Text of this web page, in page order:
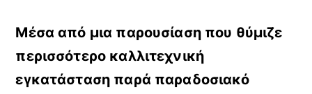
Μέσα από μια παρουσίαση που θύμιζε
περισσότερο καλλιτεχνική
εγκατάσταση παρά παραδοσιακό